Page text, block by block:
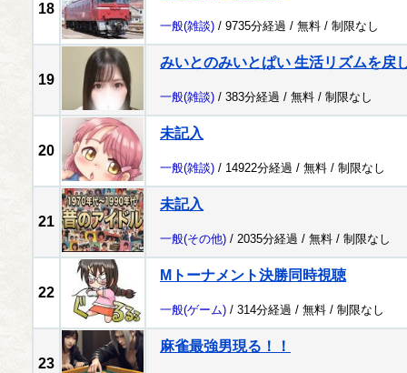
18
一般(雑談) / 9735分経過 / 無料 / 制限なし
19
みいとのみいとぱい 生活リズムを戻
一般(雑談) / 383分経過 / 無料 / 制限なし
20
未記入
一般(雑談) / 14922分経過 / 無料 / 制限なし
21
未記入
一般(その他) / 2035分経過 / 無料 / 制限なし
22
Mトーナメント決勝同時視聴
一般(ゲーム) / 314分経過 / 無料 / 制限なし
23
麻雀最強男現る！！